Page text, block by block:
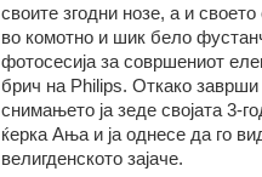
своите згодни нозе, а и
во комотно и шик бело
фотосесија за совршениот
брич на Philips. Откако заврши
снимањето ја зеде својата 3-
ќерка Ања и ја однесе да го
велигденското зајаче.